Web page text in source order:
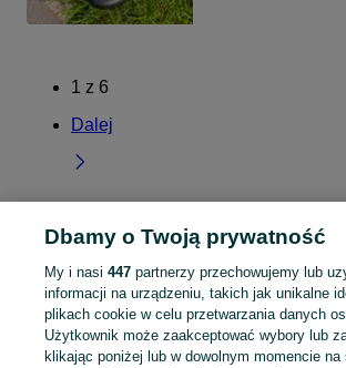
1 z 6
Dalej
Strona główna Łódzkie Swolszewice Duże
KATEGORIA
Dbamy o Twoją prywatność
My i nasi 447partnerzy przechowujemy lub
informacji na urządzeniu, takich jak unikalne
plikach cookie w celu przetwarzania danych
Użytkownik może zaakceptować wybory lub
klikając poniżej lub w dowolnym momencie na